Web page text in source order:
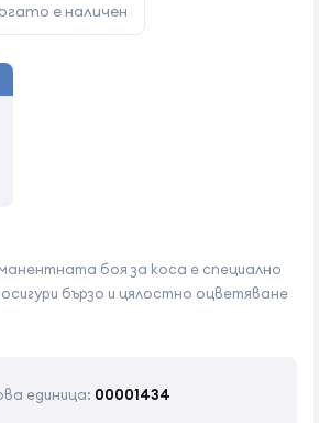
боя за коса е специално
бързо и цялостно оцветяване
единица: 00001434
е наличен